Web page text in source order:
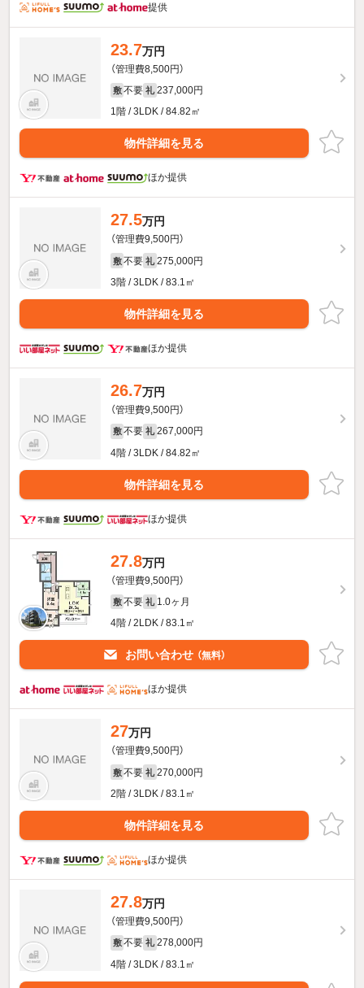
提供
23.7万円
（管理費8,500円）
敷 不要 礼 237,000円
1階 / 3LDK / 84.82㎡
物件詳細を見る
ほか提供
27.5万円
（管理費9,500円）
敷 不要 礼 275,000円
3階 / 3LDK / 83.1㎡
物件詳細を見る
ほか提供
26.7万円
（管理費9,500円）
敷 不要 礼 267,000円
4階 / 3LDK / 84.82㎡
物件詳細を見る
ほか提供
27.8万円
（管理費9,500円）
敷 不要 礼 1.0ヶ月
4階 / 2LDK / 83.1㎡
お問い合わせ （無料）
ほか提供
27万円
（管理費9,500円）
敷 不要 礼 270,000円
2階 / 3LDK / 83.1㎡
物件詳細を見る
ほか提供
27.8万円
（管理費9,500円）
敷 不要 礼 278,000円
4階 / 3LDK / 83.1㎡